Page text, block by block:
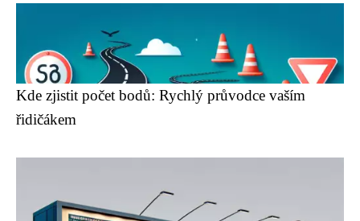
Kde zjistit počet bodů: Rychlý průvodce vaším
řidičákem